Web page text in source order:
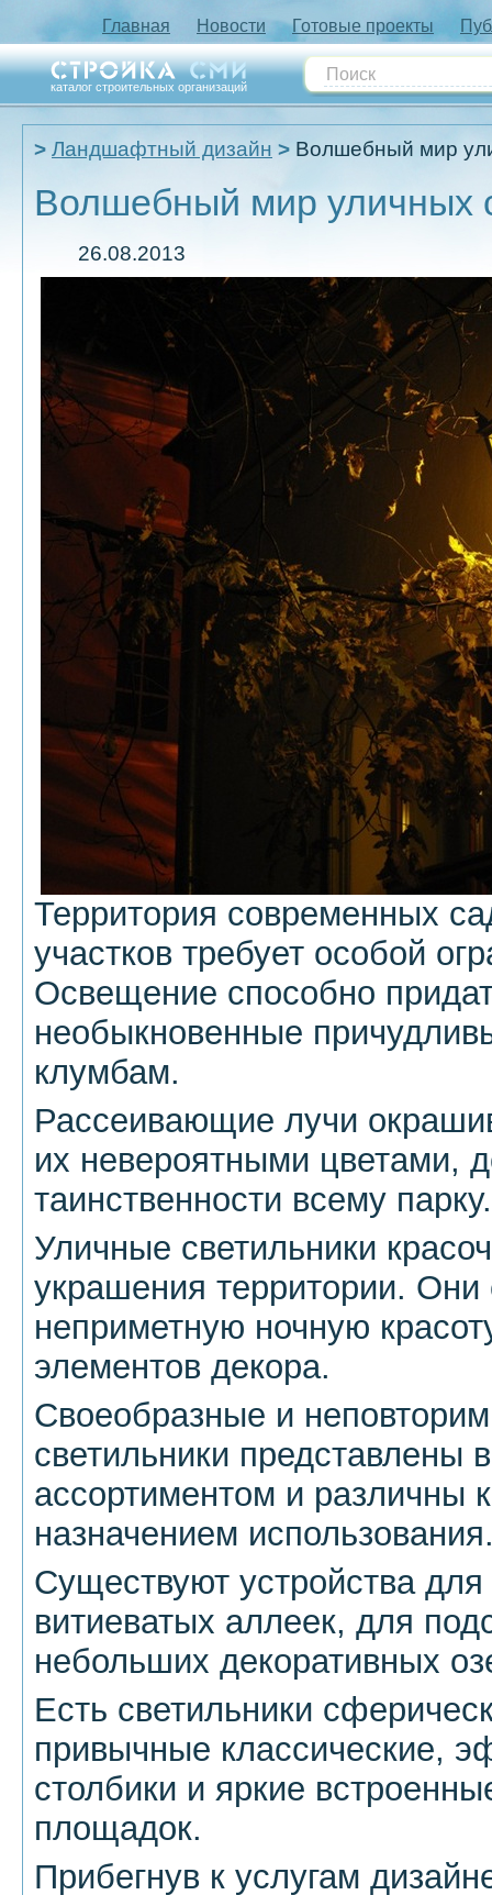
Главная Новости Готовые проекты
каталог строительных организаций
Ландшафтный дизайн Волшебный мир
Волшебный мир уличных
26.08.2013
Территория современных
участков требует особой
Освещение способно
необыкновенные
клумбам.
Рассеивающие лучи
их невероятными цветами,
таинственности всему парку.
Уличные светильники
украшения территории. Они
неприметную ночную
элементов декора.
Своеобразные и
светильники представлены
ассортиментом и различны
назначением
Существуют устройства
витиеватых аллеек, для
небольших декоративных
Есть светильники
привычные классические,
столбики и яркие
площадок.
Прибегнув к услугам